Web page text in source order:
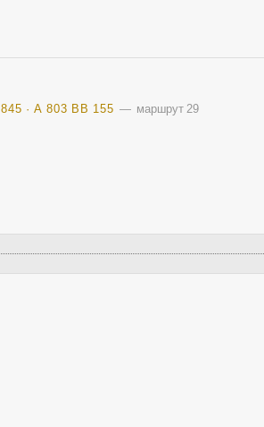
845 · А 803 ВВ 155 — маршрут 29